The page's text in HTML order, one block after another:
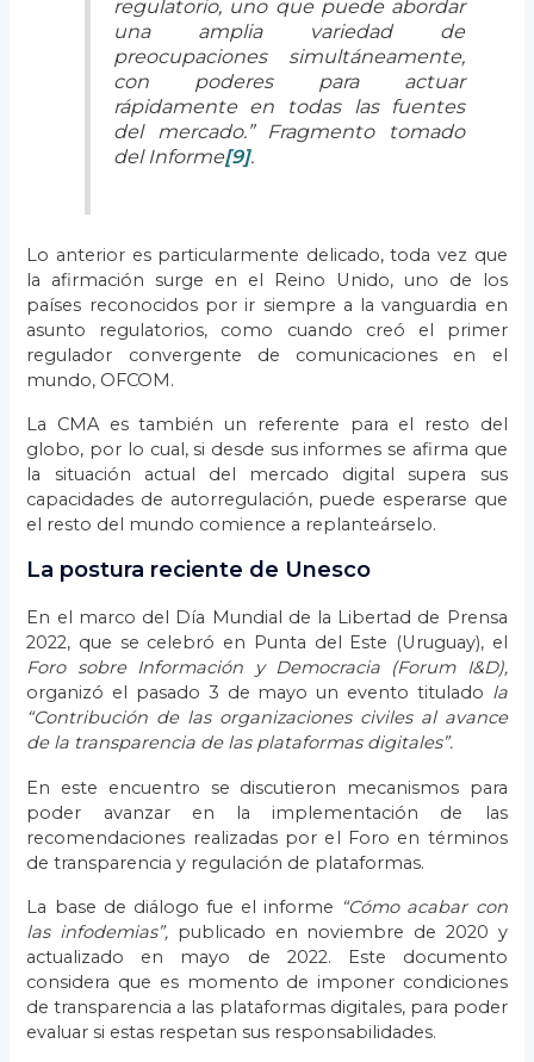
regulatorio, uno que puede abordar
una amplia variedad de
preocupaciones simultáneamente,
con poderes para actuar
rápidamente en todas las fuentes
del mercado.” Fragmento tomado
del Informe[9].
Lo anterior es particularmente delicado, toda vez que
la afirmación surge en el Reino Unido, uno de los
países reconocidos por ir siempre a la vanguardia en
asunto regulatorios, como cuando creó el primer
regulador convergente de comunicaciones en el
mundo, OFCOM.
La CMA es también un referente para el resto del
globo, por lo cual, si desde sus informes se afirma que
la situación actual del mercado digital supera sus
capacidades de autorregulación, puede esperarse que
el resto del mundo comience a replanteárselo.
La postura reciente de Unesco
En el marco del Día Mundial de la Libertad de Prensa
2022, que se celebró en Punta del Este (Uruguay), el
Foro sobre Información y Democracia (Forum I&D),
organizó el pasado 3 de mayo un evento titulado la
“Contribución de las organizaciones civiles al avance
de la transparencia de las plataformas digitales”.
En este encuentro se discutieron mecanismos para
poder avanzar en la implementación de las
recomendaciones realizadas por el Foro en términos
de transparencia y regulación de plataformas.
La base de diálogo fue el informe “Cómo acabar con
las infodemias”, publicado en noviembre de 2020 y
actualizado en mayo de 2022. Este documento
considera que es momento de imponer condiciones
de transparencia a las plataformas digitales, para poder
evaluar si estas respetan sus responsabilidades.